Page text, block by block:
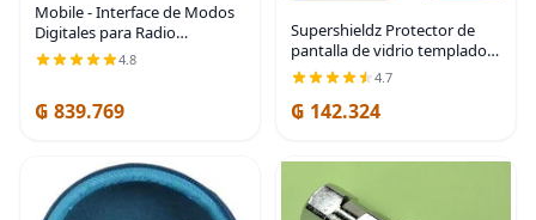
Mobile - Interface de Modos
Digitales para Radio
Aficionado 4.8
₲ 839.769
Supershieldz Protector de
pantalla de vidrio templado,
diseñado para Apple iPod
y 5ª generación),
4.7
₲ 142.324